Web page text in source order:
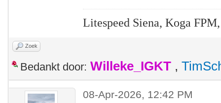
Litespeed Siena, Koga
Zoek
Bedankt door: Willeke_IGKT ,
08-Apr-2026, 12:42 PM